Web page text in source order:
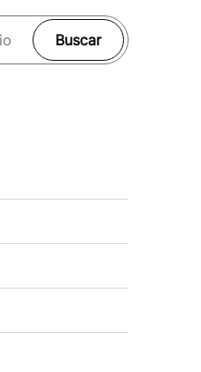
Buscar